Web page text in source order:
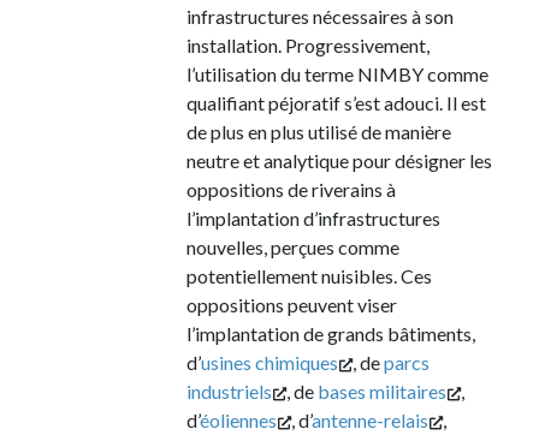
infrastructures nécessaires à son
installation. Progressivement,
l’utilisation du terme NIMBY comme
qualifiant péjoratif s’est adouci. Il est
de plus en plus utilisé de manière
neutre et analytique pour désigner les
oppositions de riverains à
l’implantation d’infrastructures
nouvelles, perçues comme
potentiellement nuisibles. Ces
oppositions peuvent viser
l’implantation de grands bâtiments,
d’usines chimiques , deparcs
industriels
, de bases militaires
,
d’éoliennes , d’antenne-relais
,